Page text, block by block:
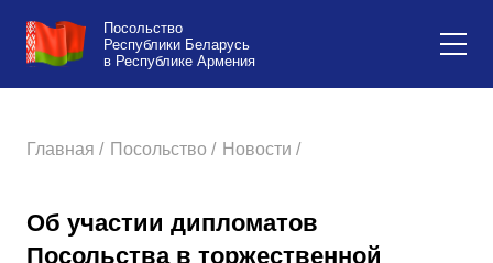
Посольство
Республики Беларусь
в Республике Армения
Главная / Посольство / Новости /
Об участии дипломатов
Посольства в торжественной